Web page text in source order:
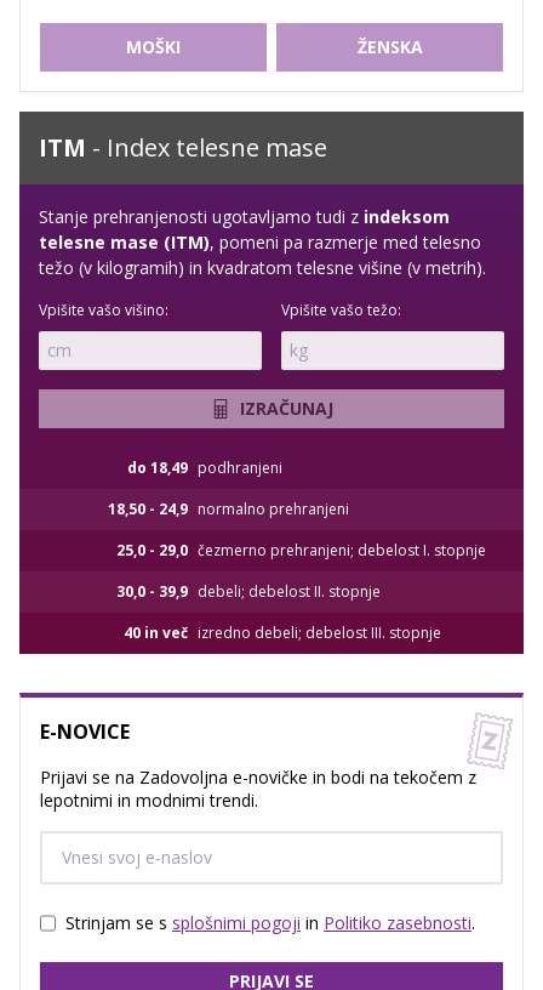
MOŠKI ŽENSKA
ITM - Index telesne mase
Stanje prehranjenosti ugotavljamo tudi z indeksom
telesne mase (ITM), pomeni pa razmerje med telesno
težo (v kilogramih) in kvadratom telesne višine (v metrih).
Vpišite vašo višino: Vpišite vašo težo:
IZRAČUNAJ
do 18,49 podhranjeni
18,50 - 24,9 normalno prehranjeni
25,0 - 29,0 čezmerno prehranjeni; debelost I. stopnje
30,0 - 39,9 debeli; debelost II. stopnje
40 in več izredno debeli; debelost III. stopnje
E-NOVICE
Prijavi se na Zadovoljna e-novičke in bodi na tekočem z
lepotnimi in modnimi trendi.
Strinjam se s splošnimi pogoji in Politiko zasebnosti.
PRIJAVI SE